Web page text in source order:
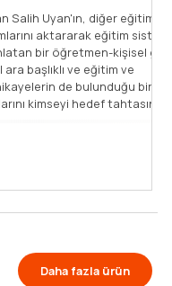
okunan, kendi içinde parçalar
gazete yazısı yapısında
Öğretmenlerin severek
Kitaba tecrübeli bir
gerçek hayat hikayeleri
içeren mesleki bir [...]
Daha fazla ürün